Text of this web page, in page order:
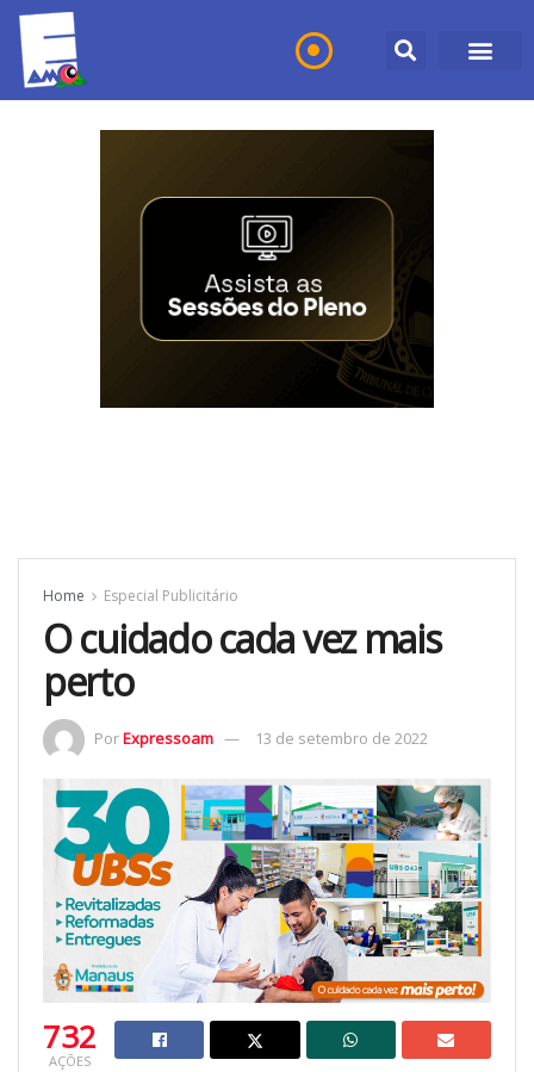
Home Especial Publicitário
O cuidado cada vez mais
perto
PorExpressoam 13 de setembro de 2022
732
AÇÕES